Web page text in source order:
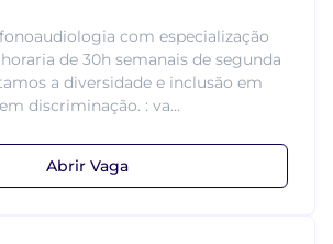
com especialização
de 30h semanais de segunda
a diversidade e inclusão em
discriminação. : va...
Abrir Vaga